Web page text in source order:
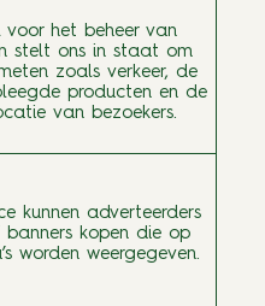
voor het beheer van
stelt ons in staat om
zoals verkeer, de
producten en de
van bezoekers.
kunnen adverteerders
kopen die op
worden weergegeven.